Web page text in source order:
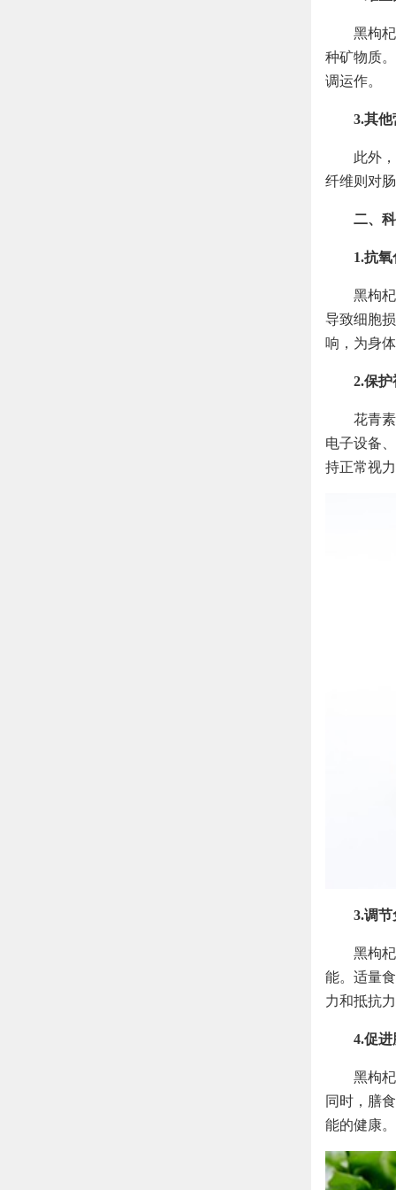
黑枸
种矿物质
调运作。
3.其
此外
纤维则对
二、
1.抗
黑枸
导致细胞
响，为身
2.保
花青
电子设备
持正常视
3.调
黑枸
能。适量
力和抵抗
4.促
黑枸
同时，膳
能的健康。